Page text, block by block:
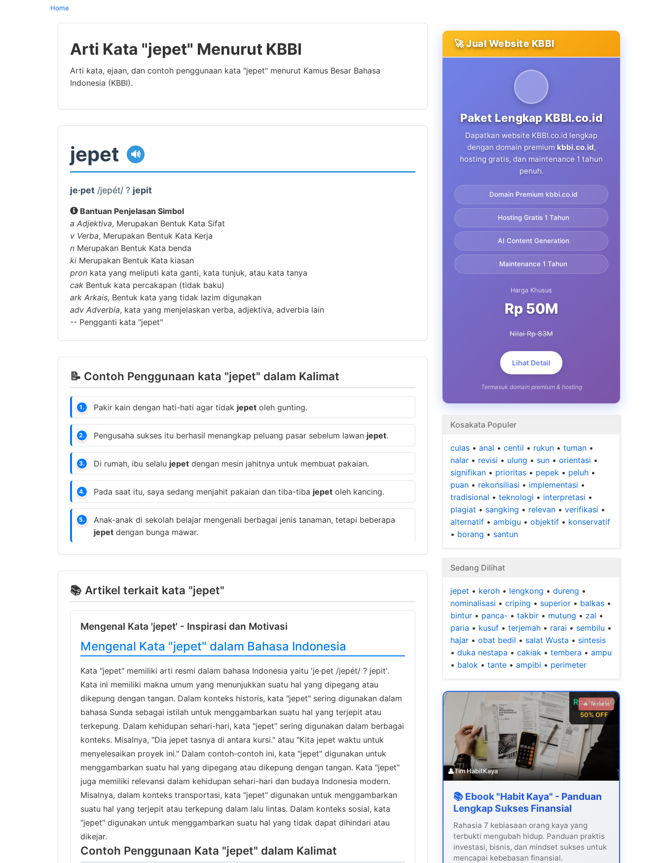
Home
Arti Kata "jepet" Menurut KBBI
Arti kata, ejaan, dan contoh penggunaan kata "jepet" menurut Kamus Besar Bahasa
Indonesia (KBBI).
jepet 🔊
je·pet /jepét/ ? jepit
Bantuan Penjelasan Simbol
a Adjektiva, Merupakan Bentuk Kata Sifat
v Verba, Merupakan Bentuk Kata Kerja
n Merupakan Bentuk Kata benda
ki Merupakan Bentuk Kata kiasan
pron kata yang meliputi kata ganti, kata tunjuk, atau kata tanya
cak Bentuk kata percakapan (tidak baku)
ark Arkais, Bentuk kata yang tidak lazim digunakan
adv Adverbia, kata yang menjelaskan verba, adjektiva, adverbia lain
-- Pengganti kata "jepet"
📝 Contoh Penggunaan kata "jepet" dalam Kalimat
1. Pakir kain dengan hati-hati agar tidak jepet oleh gunting.
2. Pengusaha sukses itu berhasil menangkap peluang pasar sebelum lawan jepet.
3. Di rumah, ibu selalu jepet dengan mesin jahitnya untuk membuat pakaian.
4. Pada saat itu, saya sedang menjahit pakaian dan tiba-tiba jepet oleh kancing.
5.
Anak-anak di sekolah belajar mengenali berbagai jenis tanaman, tetapi beberapa
jepet dengan bunga mawar.
📚 Artikel terkait kata "jepet"
Mengenal Kata 'jepet' - Inspirasi dan Motivasi
Mengenal Kata "jepet" dalam Bahasa Indonesia
Kata "jepet" memiliki arti resmi dalam bahasa Indonesia yaitu 'je·pet /jepét/ ? jepit'.
Kata ini memiliki makna umum yang menunjukkan suatu hal yang dipegang atau
dikepung dengan tangan. Dalam konteks historis, kata "jepet" sering digunakan dalam
bahasa Sunda sebagai istilah untuk menggambarkan suatu hal yang terjepit atau
terkepung. Dalam kehidupan sehari-hari, kata "jepet" sering digunakan dalam berbagai
konteks. Misalnya, "Dia jepet tasnya di antara kursi." atau "Kita jepet waktu untuk
menyelesaikan proyek ini." Dalam contoh-contoh ini, kata "jepet" digunakan untuk
menggambarkan suatu hal yang dipegang atau dikepung dengan tangan. Kata "jepet"
juga memiliki relevansi dalam kehidupan sehari-hari dan budaya Indonesia modern.
Misalnya, dalam konteks transportasi, kata "jepet" digunakan untuk menggambarkan
suatu hal yang terjepit atau terkepung dalam lalu lintas. Dalam konteks sosial, kata
"jepet" digunakan untuk menggambarkan suatu hal yang tidak dapat dihindari atau
dikejar.
Contoh Penggunaan Kata "jepet" dalam Kalimat
🚀 Jual Website KBBI
Paket Lengkap KBBI.co.id
Dapatkan website KBBI.co.id lengkap
dengan domain premium kbbi.co.id,
hosting gratis, dan maintenance 1 tahun
penuh.
Domain Premium kbbi.co.id
Hosting Gratis 1 Tahun
AI Content Generation
Maintenance 1 Tahun
Harga Khusus
Rp 50M
Nilai Rp 83M
Lihat Detail
Termasuk domain premium & hosting
Kosakata Populer
culas • anal • centil • rukun • tuman •
nalar • revisi • ulung • sun • orientasi •
signifikan • prioritas • pepek • peluh •
puan • rekonsiliasi • implementasi •
tradisional • teknologi • interpretasi •
plagiat • sangking • relevan • verifikasi •
alternatif • ambigu • objektif • konservatif
• borang • santun
Sedang Dilihat
jepet • keroh • lengkong • dureng •
nominalisasi • criping • superior • balkas •
bintur • panca- • takbir • mutung • zal •
paria • kusuf • terjemah • rarai • sembilu •
hajar • obat bedil • salat Wusta • sintesis
• duka nestapa • cakiak • tembera • ampu
• balok • tante • ampibi • perimeter
Rp 99.000
50% OFF
🔥 Terlaris
👤Tim HabitKaya
📚 Ebook "Habit Kaya" - Panduan
Lengkap Sukses Finansial
Rahasia 7 kebiasaan orang kaya yang
terbukti mengubah hidup. Panduan praktis
investasi, bisnis, dan mindset sukses untuk
mencapai kebebasan finansial.